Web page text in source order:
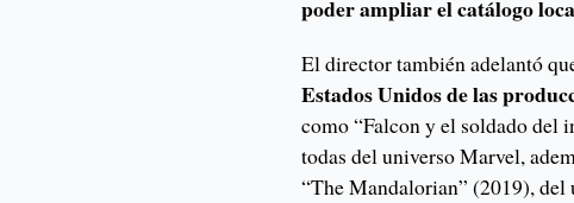
poder ampliar el catálogo
El director también adelantó
Estados Unidos de las
como “Falcon y el soldado del
todas del universo Marvel,
“The Mandalorian” (2019), del